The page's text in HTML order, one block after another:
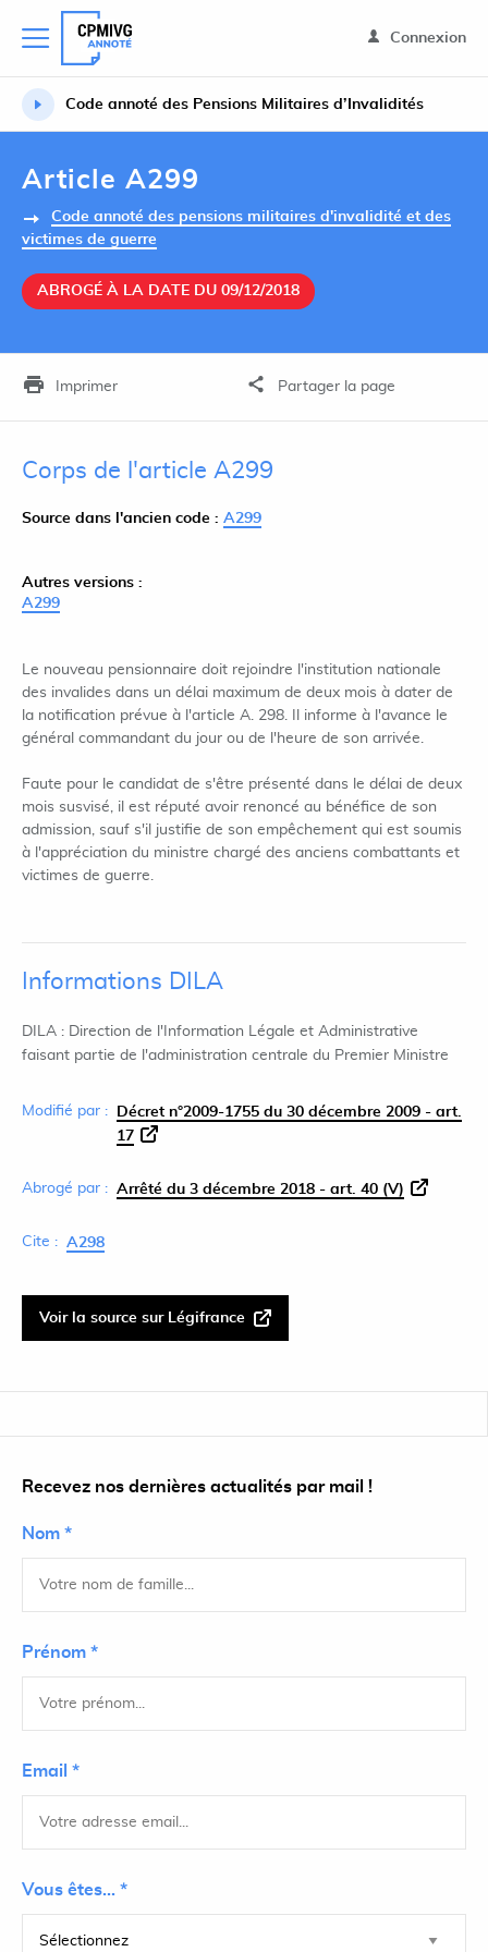
Connexion
Code annoté des Pensions Militaires d’Invalidités
Article A299
Code annoté des pensions militaires d'invalidité et des
victimes de guerre
ABROGÉ À LA DATE DU 09/12/2018
Imprimer Partager la page
Corps de l'article A299
Source dans l'ancien code : A299
Autres versions :
A299
Le nouveau pensionnaire doit rejoindre l'institution nationale
des invalides dans un délai maximum de deux mois à dater de
la notification prévue à l'article A. 298. Il informe à l'avance le
général commandant du jour ou de l'heure de son arrivée.
Faute pour le candidat de s'être présenté dans le délai de deux
mois susvisé, il est réputé avoir renoncé au bénéfice de son
admission, sauf s'il justifie de son empêchement qui est soumis
à l'appréciation du ministre chargé des anciens combattants et
victimes de guerre.
Informations DILA
DILA : Direction de l'Information Légale et Administrative
faisant partie de l'administration centrale du Premier Ministre
Modifié par :
Décret n°2009-1755 du 30 décembre 2009 - art.
17
Abrogé par : Arrêté du 3 décembre 2018 - art. 40 (V)
Cite : A298
Voir la source sur Légifrance
Recevez nos dernières actualités par mail !
Nom *
Prénom *
Email *
Vous êtes... *